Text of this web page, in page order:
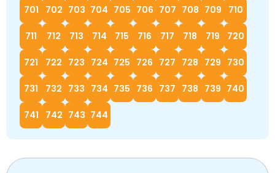
701 702 703 704 705 706 707 708 709 710
711 712 713 714 715 716 717 718 719 720
721 722 723 724 725 726 727 728 729 730
731 732 733 734 735 736 737 738 739 740
741 742 743 744